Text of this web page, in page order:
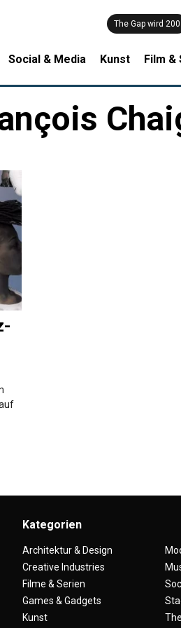
The Gap wird 200
Social & Media Kunst Film &
Kategorien
Architektur & Design
Creative Industries
Filme & Serien
Games & Gadgets
Kunst